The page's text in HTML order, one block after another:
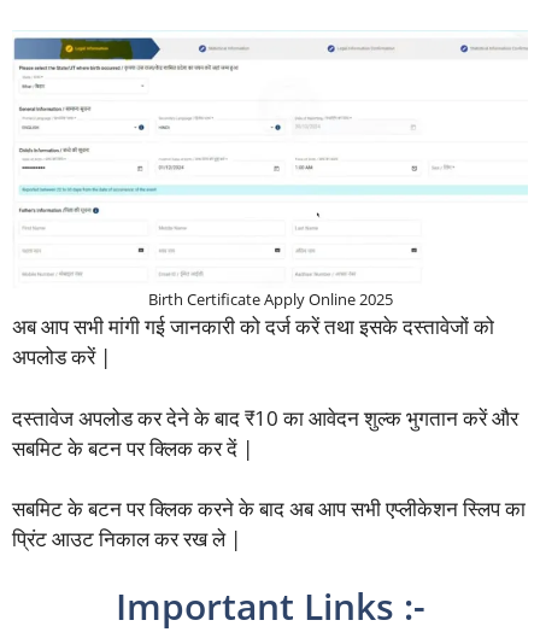
Birth Certificate Apply Online 2025
अब आप सभी मांगी गई जानकारी को दर्ज करें तथा इसके दस्तावेजों को
अपलोड करें |
दस्तावेज अपलोड कर देने के बाद ₹10 का आवेदन शुल्क भुगतान करें और
सबमिट के बटन पर क्लिक कर दें |
सबमिट के बटन पर क्लिक करने के बाद अब आप सभी एप्लीकेशन स्लिप का
प्रिंट आउट निकाल कर रख ले |
Important Links :-